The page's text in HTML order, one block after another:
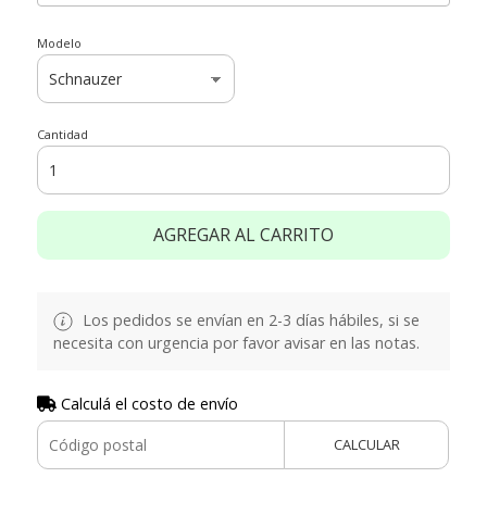
Modelo
Cantidad
AGREGAR AL CARRITO
Los pedidos se envían en 2-3 días hábiles, si se
necesita con urgencia por favor avisar en las notas.
Calculá el costo de envío
CALCULAR